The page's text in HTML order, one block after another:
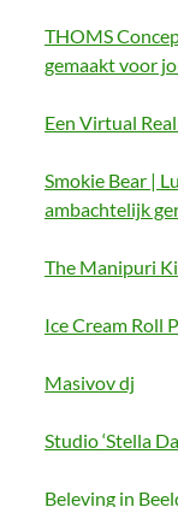
THOMS
gemaakt voor
Een Virtual
Smokie Bear |
ambachtelijk
The Manipuri
Ice Cream Roll
Masivov dj
Studio ‘Stella
Beleving in